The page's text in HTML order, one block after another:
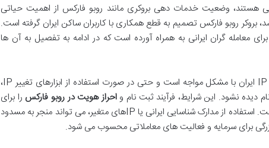
هستند، وضعیت خدمات دهی بروکری مانند روبو فارکس از اهمیت حیاتی
بروکر روبو فارکس تصمیم به قطع همکاری با کاربران ساکن ایران گرفته است.
گران ایرانی به همراه آورده است که در ادامه به تفصیل به آن ها
دسترسی به وب سایت و پنل کاربری روبو فارکس با آدرس IP ایران با مشکل مواجه است و حتی در صورت استفاده از ابزارهای تغییر IP،
نشود. این شرایط، فرآیند ثبت نام واحراز هویت در روبو فارکس را برای
معامله گران ایرانی بسیار دشوار یا تقریباً غیرممکن ساخته است. استفاده از مدارک شناسایی ایرانی یا IPهای متغیر، می تواند منجر به مسدود
برای سرمایه و فعالیت های معاملاتی محسوب می شود.